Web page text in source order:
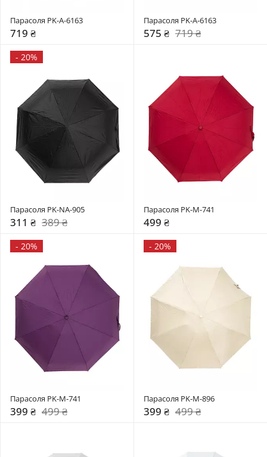
Парасоля PK-A-6163
719 ₴
Парасоля PK-A-6163
575 ₴ 719 ₴
- 20%
Парасоля PK-NA-905
311 ₴ 389 ₴
Парасоля PK-M-741
499 ₴
- 20%
Парасоля PK-M-741
399 ₴ 499 ₴
- 20%
Парасоля PK-M-896
399 ₴ 499 ₴